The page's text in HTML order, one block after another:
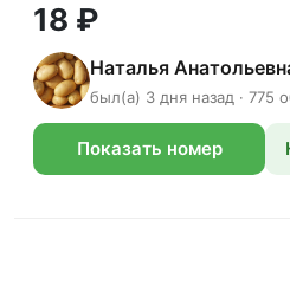
18 ₽
Наталья
был(а) 3 дня назад · 775
Показать номер